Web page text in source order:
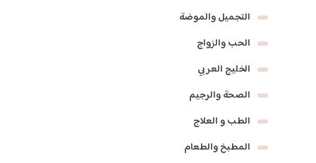
التجميل والموضة
الحب والزواج
الخليج العربي
الصحة والرجيم
الطب و العلاج
المطبخ والطعام